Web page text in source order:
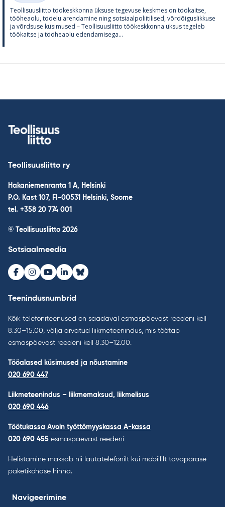
Teol­li­suus­liitto töö­kesk­konna ük­suse te­ge­vuse kesk­mes on töö­kaitse,
töö­heaolu, töö­elu aren­da­mine ning sot­si­aal­po­lii­ti­li­sed, võrdõi­gus­lik­kuse
ja võrd­suse kü­si­mused – Teol­li­suus­liitto töö­kesk­konna ük­sus te­ge­leb
töö­kaitse ja töö­heaolu eden­da­mi­sega...
Teollisuusliitto ry
Hakaniemenranta 1 A, Helsinki
P.O. Kast 107, FI-00531 Helsinki, Soome
tel. +358 20 774 001
© Teollisuusliitto 2026
Sotsiaalmeedia
Facebook
Instagram
Youtube
LinkedInBluesky
Teenindusnumbrid
Kõik telefoniteenused on saadaval esmaspäevast reedeni kell
8.30–15.00, välja arvatud liikmeteenindus, mis töötab
esmaspäevast reedeni kell 8.30–12.00.
Tööalased küsimused ja nõustamine
020 690 447
Liikmeteenindus – liikmemaksud, liikmelisus
020 690 446
Töötukassa Avoin työttömyyskassa A-kassa
020 690 455 esmaspäevast reedeni
Helistamine maksab nii lautatelefonilt kui mobiililt tavapärase
paketikohase hinna.
Navigeerimine